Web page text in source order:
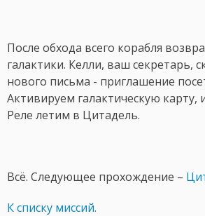
После обхода всего корабля
галактики. Келли, ваш секретарь,
нового письма - приглашение
Активируем галактическую карту,
Реле летим в Цитадель.
Всё. Следующее прохождение –
К списку миссий.